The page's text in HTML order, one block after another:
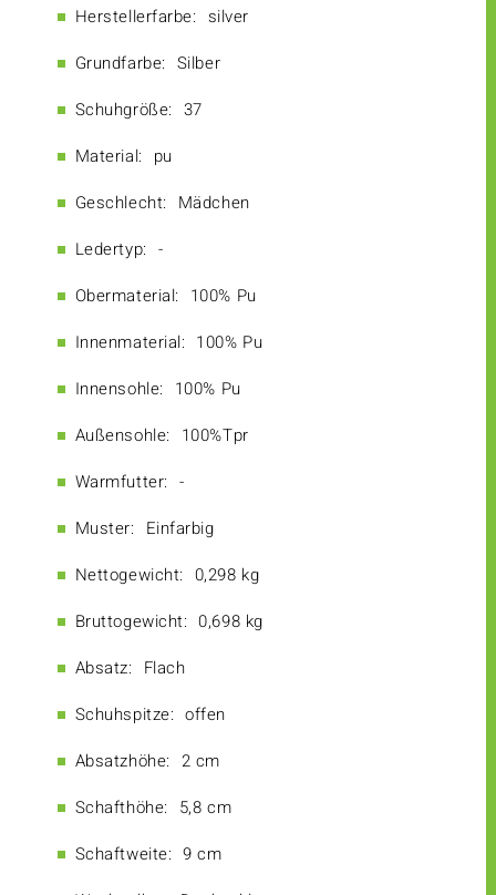
Herstellerfarbe: silver
Grundfarbe: Silber
Schuhgröße: 37
Material: pu
Geschlecht: Mädchen
Ledertyp: -
Obermaterial: 100% Pu
Innenmaterial: 100% Pu
Innensohle: 100% Pu
Außensohle: 100%Tpr
Warmfutter: -
Muster: Einfarbig
Nettogewicht: 0,298 kg
Bruttogewicht: 0,698 kg
Absatz: Flach
Schuhspitze: offen
Absatzhöhe: 2 cm
Schafthöhe: 5,8 cm
Schaftweite: 9 cm